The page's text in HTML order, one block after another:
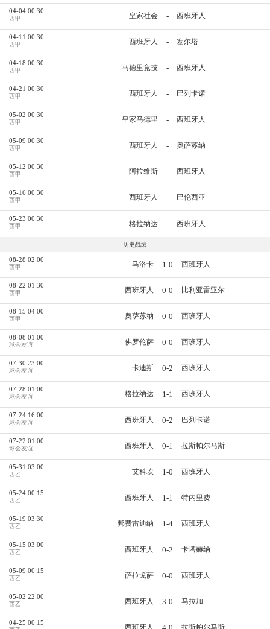
04-04 00:30
西甲 皇家社会 - 西班牙人
04-11 00:30
西甲 西班牙人 - 塞尔塔
04-18 00:30
西甲 马德里竞技 - 西班牙人
04-21 00:30
西甲 西班牙人 - 巴列卡诺
05-02 00:30
西甲 皇家马德里 - 西班牙人
05-09 00:30
西甲 西班牙人 - 奥萨苏纳
05-12 00:30
西甲 阿拉维斯 - 西班牙人
05-16 00:30
西甲 西班牙人 - 巴伦西亚
05-23 00:30
西甲 格拉纳达 - 西班牙人
历史战绩
08-28 02:00
西甲 马洛卡 1-0 西班牙人
08-22 01:30
西甲 西班牙人 0-0 比利亚雷亚尔
08-15 04:00
西甲 奥萨苏纳 0-0 西班牙人
08-08 01:00
球会友谊 佛罗伦萨 0-0 西班牙人
07-30 23:00
球会友谊 卡迪斯 0-2 西班牙人
07-28 01:00
球会友谊 格拉纳达 1-1 西班牙人
07-24 16:00
球会友谊 西班牙人 0-2 巴列卡诺
07-22 01:00
球会友谊 西班牙人 0-1 拉斯帕尔马斯
05-31 03:00
西乙 艾科坎 1-0 西班牙人
05-24 00:15
西乙 西班牙人 1-1 特内里费
05-19 03:30
西乙 邦费雷迪纳 1-4 西班牙人
05-15 03:00
西乙 西班牙人 0-2 卡塔赫纳
05-09 00:15
西乙 萨拉戈萨 0-0 西班牙人
05-02 22:00
西乙 西班牙人 3-0 马拉加
04-25 00:15